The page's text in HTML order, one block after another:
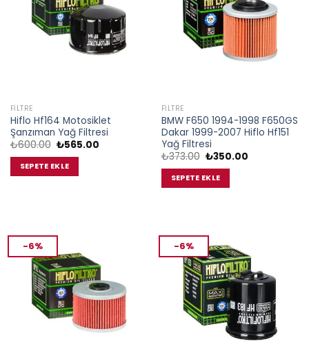
FILTRE
Hiflo Hf164 Motosiklet
Şanzıman Yağ Filtresi
₺600.00 Orijinal
₺600.00.
₺565.00Şu
SEPETE EKLE
FILTRE
BMW F650 1994-1998 F650GS
Dakar 1999-2007 Hiflo Hf151
Yağ Filtresi
₺373.00 Orijinal
₺373.00.
₺350.00Şu
SEPETE EKLE
-6% -6%